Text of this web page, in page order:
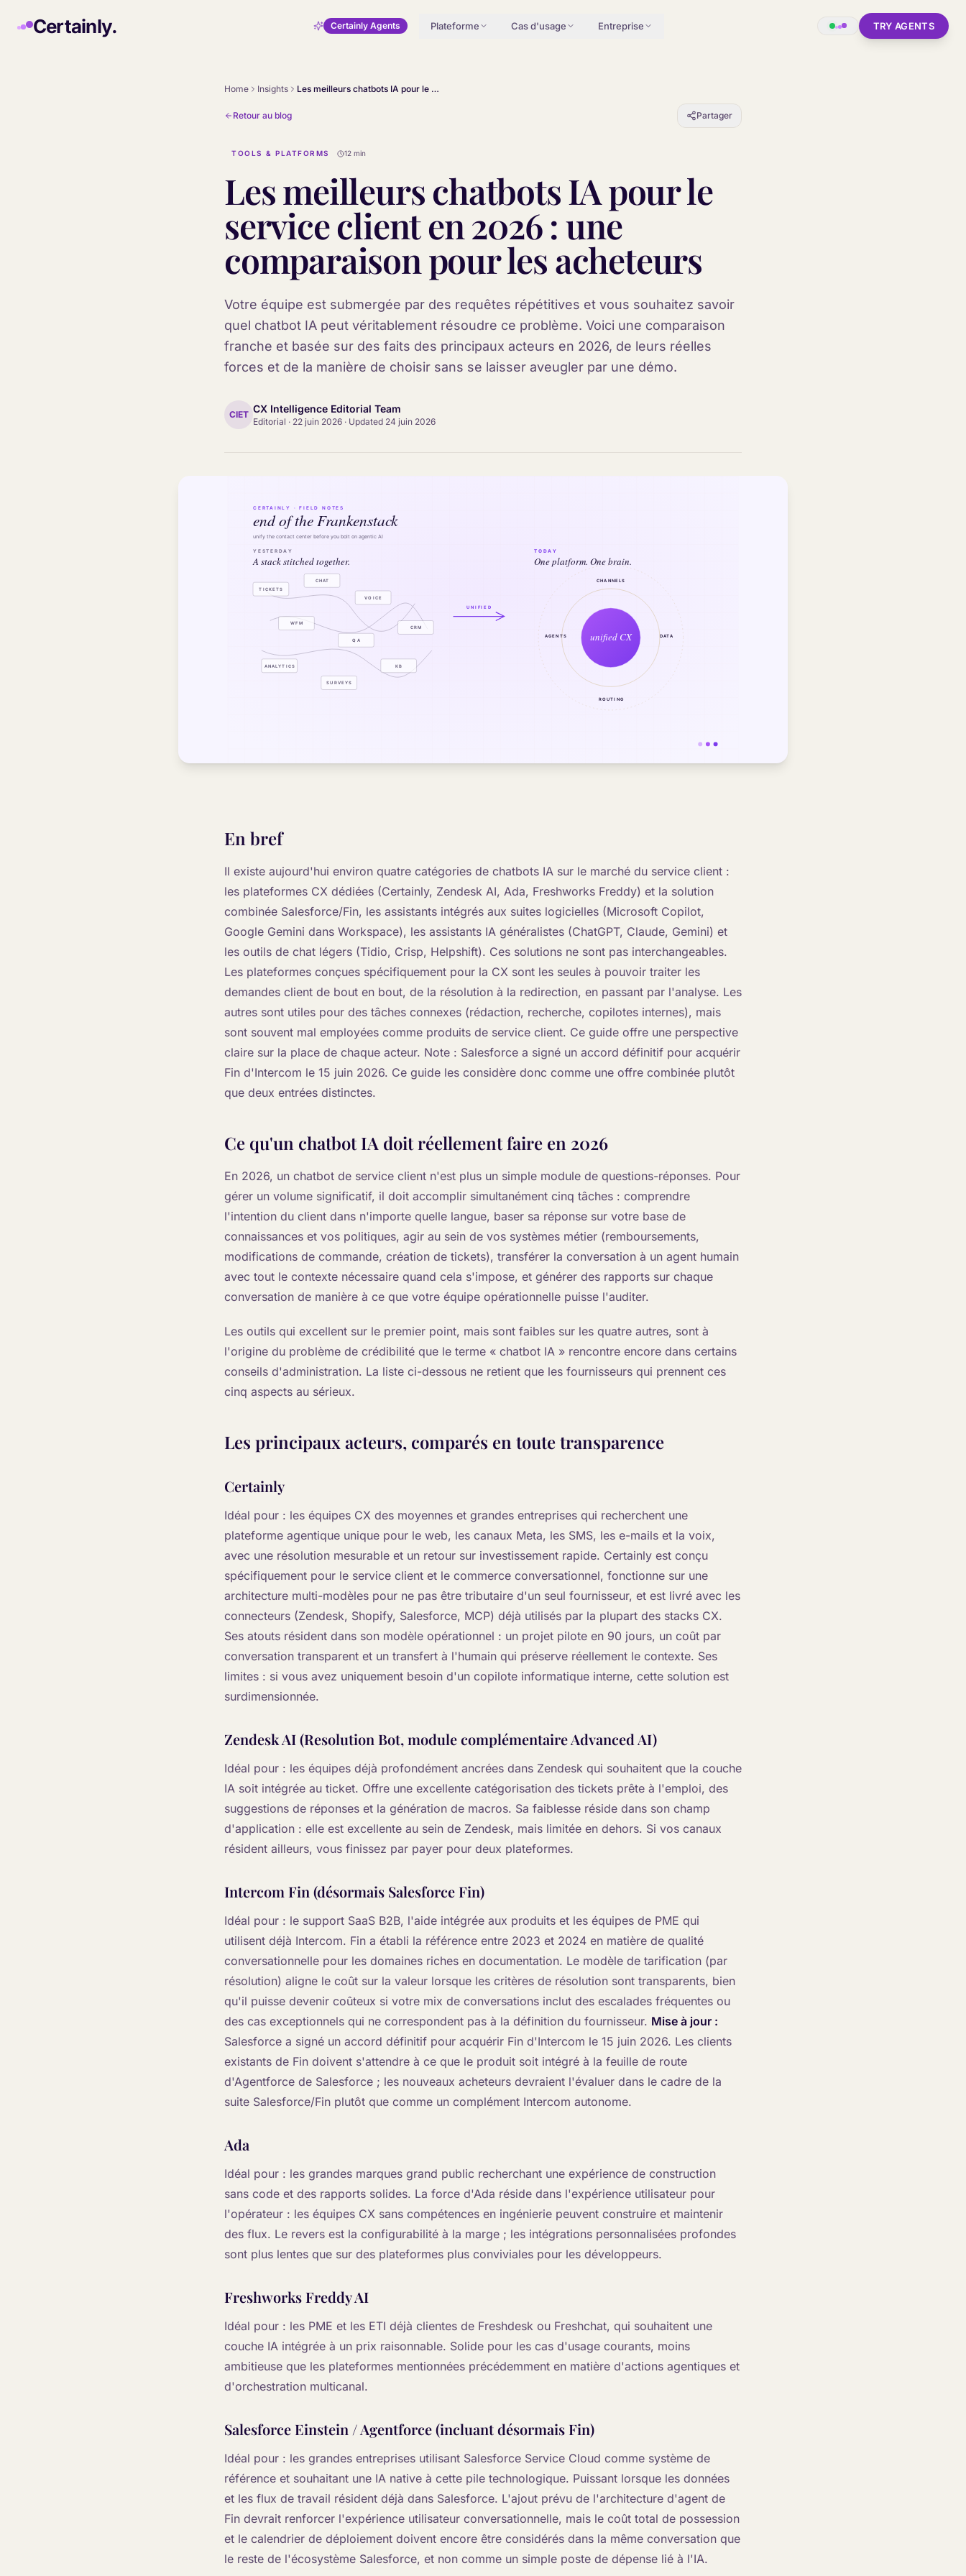
Certainly. Certainly Agents Plateforme Cas d'usage Entreprise TRY AGENTS
Home Insights Les meilleurs chatbots IA pour le service client en 2026 : une comparaison pour les acheteurs
Retour au blog Partager
TOOLS & PLATFORMS 12 min
Les meilleurs chatbots IA pour le
service client en 2026 : une
comparaison pour les acheteurs
Votre équipe est submergée par des requêtes répétitives et vous souhaitez savoir
quel chatbot IA peut véritablement résoudre ce problème. Voici une comparaison
franche et basée sur des faits des principaux acteurs en 2026, de leurs réelles
forces et de la manière de choisir sans se laisser aveugler par une démo.
CIET CX Intelligence Editorial Team
Editorial · 22 juin 2026 · Updated 24 juin 2026
En bref
Il existe aujourd'hui environ quatre catégories de chatbots IA sur le marché du service client :
les plateformes CX dédiées (Certainly, Zendesk AI, Ada, Freshworks Freddy) et la solution
combinée Salesforce/Fin, les assistants intégrés aux suites logicielles (Microsoft Copilot,
Google Gemini dans Workspace), les assistants IA généralistes (ChatGPT, Claude, Gemini) et
les outils de chat légers (Tidio, Crisp, Helpshift). Ces solutions ne sont pas interchangeables.
Les plateformes conçues spécifiquement pour la CX sont les seules à pouvoir traiter les
demandes client de bout en bout, de la résolution à la redirection, en passant par l'analyse. Les
autres sont utiles pour des tâches connexes (rédaction, recherche, copilotes internes), mais
sont souvent mal employées comme produits de service client. Ce guide offre une perspective
claire sur la place de chaque acteur. Note : Salesforce a signé un accord définitif pour acquérir
Fin d'Intercom le 15 juin 2026. Ce guide les considère donc comme une offre combinée plutôt
que deux entrées distinctes.
Ce qu'un chatbot IA doit réellement faire en 2026
En 2026, un chatbot de service client n'est plus un simple module de questions-réponses. Pour
gérer un volume significatif, il doit accomplir simultanément cinq tâches : comprendre
l'intention du client dans n'importe quelle langue, baser sa réponse sur votre base de
connaissances et vos politiques, agir au sein de vos systèmes métier (remboursements,
modifications de commande, création de tickets), transférer la conversation à un agent humain
avec tout le contexte nécessaire quand cela s'impose, et générer des rapports sur chaque
conversation de manière à ce que votre équipe opérationnelle puisse l'auditer.
Les outils qui excellent sur le premier point, mais sont faibles sur les quatre autres, sont à
l'origine du problème de crédibilité que le terme « chatbot IA » rencontre encore dans certains
conseils d'administration. La liste ci-dessous ne retient que les fournisseurs qui prennent ces
cinq aspects au sérieux.
Les principaux acteurs, comparés en toute transparence
Certainly
Idéal pour : les équipes CX des moyennes et grandes entreprises qui recherchent une
plateforme agentique unique pour le web, les canaux Meta, les SMS, les e-mails et la voix,
avec une résolution mesurable et un retour sur investissement rapide. Certainly est conçu
spécifiquement pour le service client et le commerce conversationnel, fonctionne sur une
architecture multi-modèles pour ne pas être tributaire d'un seul fournisseur, et est livré avec les
connecteurs (Zendesk, Shopify, Salesforce, MCP) déjà utilisés par la plupart des stacks CX.
Ses atouts résident dans son modèle opérationnel : un projet pilote en 90 jours, un coût par
conversation transparent et un transfert à l'humain qui préserve réellement le contexte. Ses
limites : si vous avez uniquement besoin d'un copilote informatique interne, cette solution est
surdimensionnée.
Zendesk AI (Resolution Bot, module complémentaire Advanced AI)
Idéal pour : les équipes déjà profondément ancrées dans Zendesk qui souhaitent que la couche
IA soit intégrée au ticket. Offre une excellente catégorisation des tickets prête à l'emploi, des
suggestions de réponses et la génération de macros. Sa faiblesse réside dans son champ
d'application : elle est excellente au sein de Zendesk, mais limitée en dehors. Si vos canaux
résident ailleurs, vous finissez par payer pour deux plateformes.
Intercom Fin (désormais Salesforce Fin)
Idéal pour : le support SaaS B2B, l'aide intégrée aux produits et les équipes de PME qui
utilisent déjà Intercom. Fin a établi la référence entre 2023 et 2024 en matière de qualité
conversationnelle pour les domaines riches en documentation. Le modèle de tarification (par
résolution) aligne le coût sur la valeur lorsque les critères de résolution sont transparents, bien
qu'il puisse devenir coûteux si votre mix de conversations inclut des escalades fréquentes ou
des cas exceptionnels qui ne correspondent pas à la définition du fournisseur. Mise à jour :
Salesforce a signé un accord définitif pour acquérir Fin d'Intercom le 15 juin 2026. Les clients
existants de Fin doivent s'attendre à ce que le produit soit intégré à la feuille de route
d'Agentforce de Salesforce ; les nouveaux acheteurs devraient l'évaluer dans le cadre de la
suite Salesforce/Fin plutôt que comme un complément Intercom autonome.
Ada
Idéal pour : les grandes marques grand public recherchant une expérience de construction
sans code et des rapports solides. La force d'Ada réside dans l'expérience utilisateur pour
l'opérateur : les équipes CX sans compétences en ingénierie peuvent construire et maintenir
des flux. Le revers est la configurabilité à la marge ; les intégrations personnalisées profondes
sont plus lentes que sur des plateformes plus conviviales pour les développeurs.
Freshworks Freddy AI
Idéal pour : les PME et les ETI déjà clientes de Freshdesk ou Freshchat, qui souhaitent une
couche IA intégrée à un prix raisonnable. Solide pour les cas d'usage courants, moins
ambitieuse que les plateformes mentionnées précédemment en matière d'actions agentiques et
d'orchestration multicanal.
Salesforce Einstein / Agentforce (incluant désormais Fin)
Idéal pour : les grandes entreprises utilisant Salesforce Service Cloud comme système de
référence et souhaitant une IA native à cette pile technologique. Puissant lorsque les données
et les flux de travail résident déjà dans Salesforce. L'ajout prévu de l'architecture d'agent de
Fin devrait renforcer l'expérience utilisateur conversationnelle, mais le coût total de possession
et le calendrier de déploiement doivent encore être considérés dans la même conversation que
le reste de l'écosystème Salesforce, et non comme un simple poste de dépense lié à l'IA.